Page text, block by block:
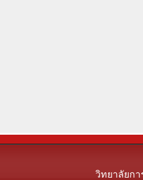
วิทยาลัยกา